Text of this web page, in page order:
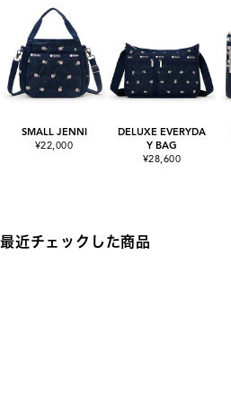
SMALL JENNI
¥22,000
DELUXE EVERYDA
Y BAG
¥28,600
最近チェックした商品